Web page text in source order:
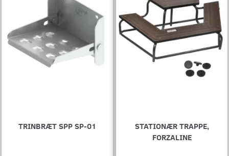
TRINBRÆT SPP SP-01
STATIONÆR TRAPPE,
FORZALINE